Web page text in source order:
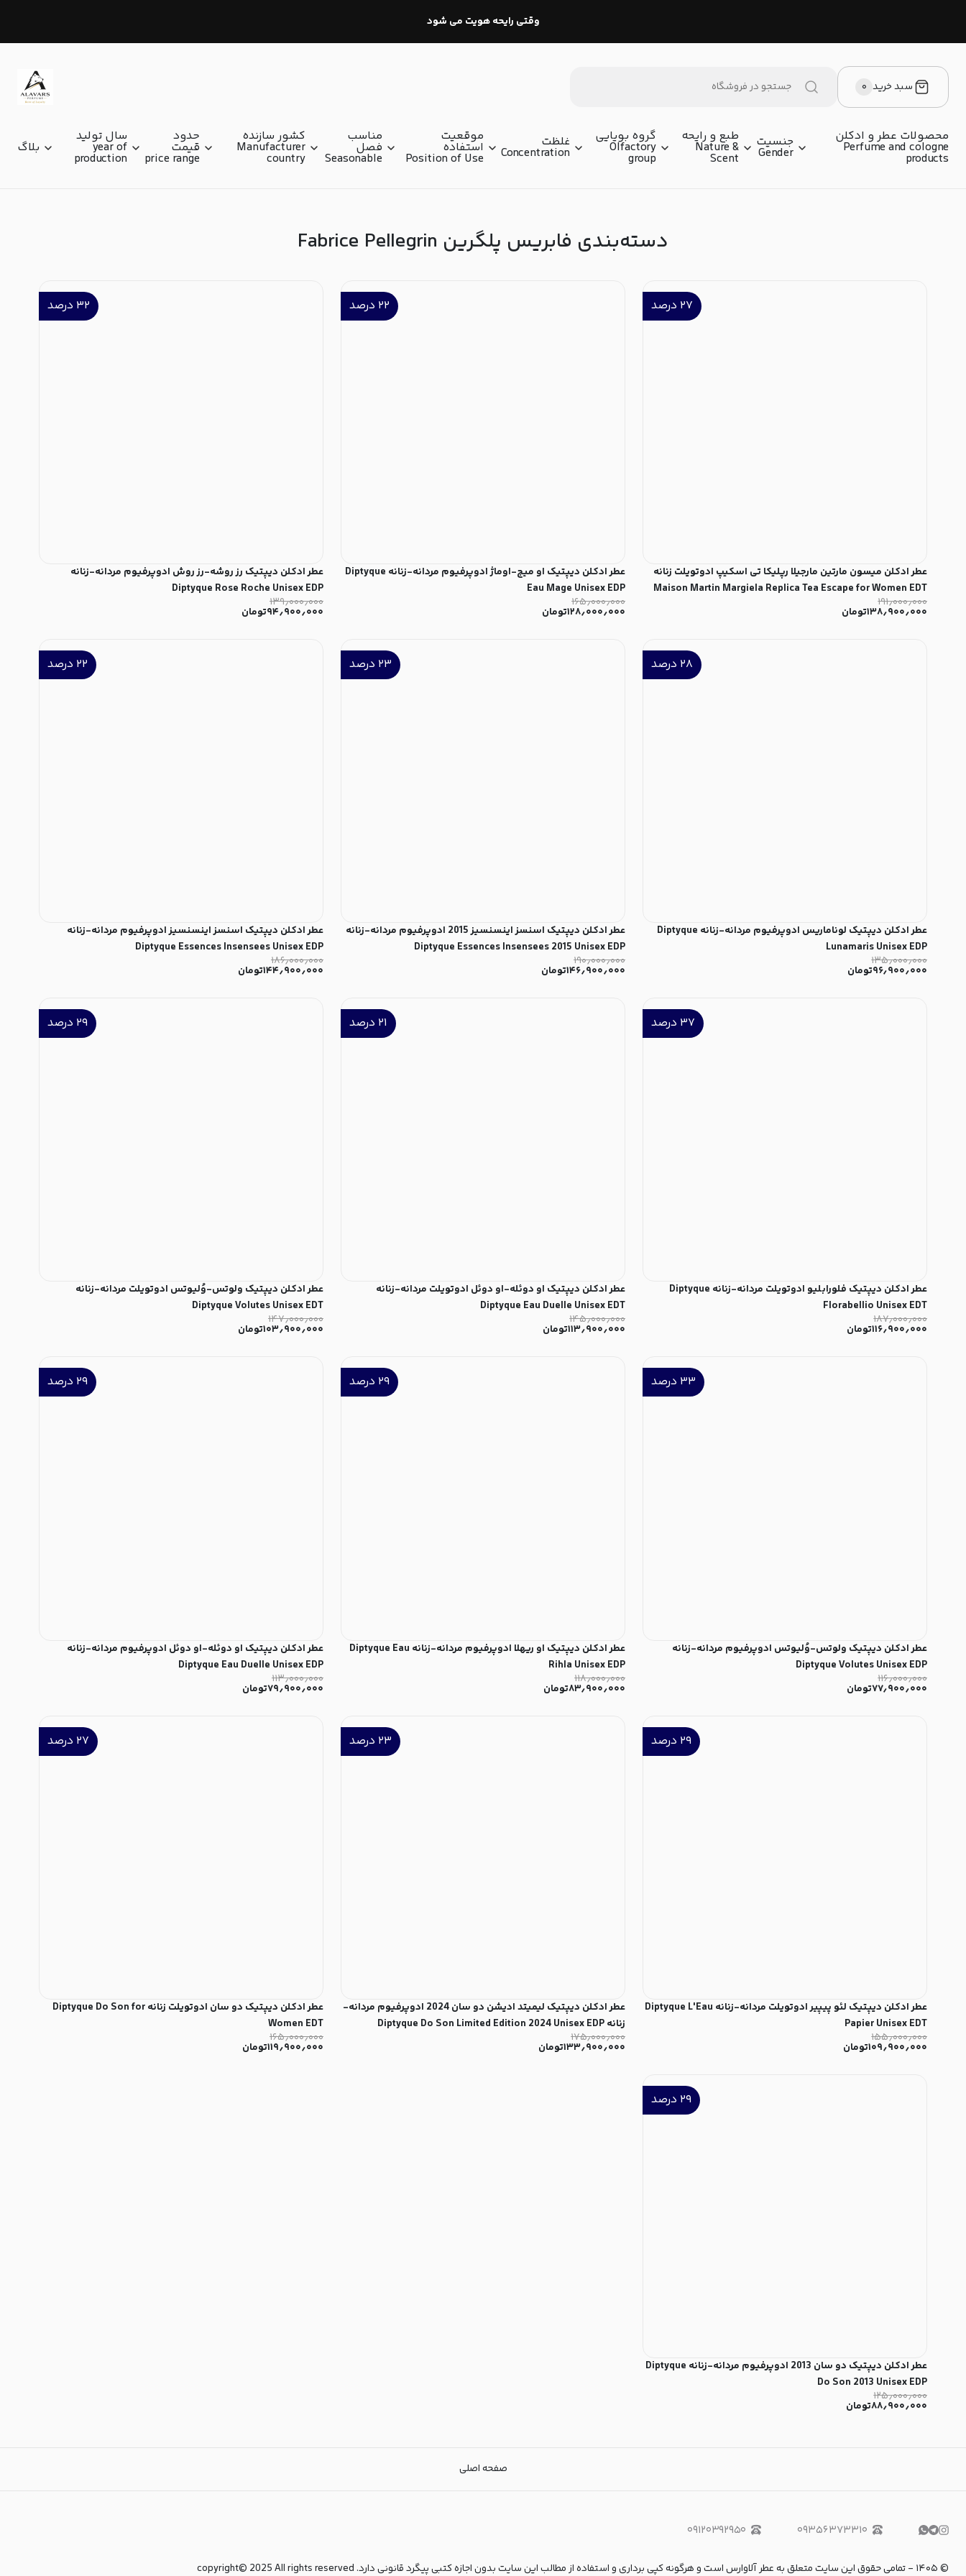
وقتی رایحه هویت می شود
سبد خرید ۰
محصولات عطر و ادکلن
Perfume and cologne
products
جنسیت
Gender
طبع و رایحه
Nature &
Scent
گروه بویایی
Olfactory
group
غلظت
Concentration
موقعیت
استفاده
Position of Use
مناسب
فصل
Seasonable
کشور سازنده
Manufacturer
country
حدود
قیمت
price range
سال تولید
year of
production
بلاگ
دسته‌بندی فابریس پلگرین Fabrice Pellegrin
۲۷ درصد
عطر ادکلن میسون مارتین مارجیلا رپلیکا تی اسکیپ ادوتویلت زنانه
Maison Martin Margiela Replica Tea Escape for Women EDT
۱۹۱٫۰۰۰٫۰۰۰
۱۳۸٫۹۰۰٫۰۰۰تومان
۲۲ درصد
عطر ادکلن دیپتیک او میج-اوماژ ادوپرفیوم مردانه-زنانه Diptyque
Eau Mage Unisex EDP
۱۶۵٫۰۰۰٫۰۰۰
۱۲۸٫۰۰۰٫۰۰۰تومان
۳۲ درصد
عطر ادکلن دیپتیک رز روشه-رز روش ادوپرفیوم مردانه-زنانه
Diptyque Rose Roche Unisex EDP
۱۳۹٫۰۰۰٫۰۰۰
۹۴٫۹۰۰٫۰۰۰تومان
۲۸ درصد
عطر ادکلن دیپتیک لوناماریس ادوپرفیوم مردانه-زنانه Diptyque
Lunamaris Unisex EDP
۱۳۵٫۰۰۰٫۰۰۰
۹۶٫۹۰۰٫۰۰۰تومان
۲۳ درصد
عطر ادکلن دیپتیک اسنسز اینسنسیز 2015 ادوپرفیوم مردانه-زنانه
Diptyque Essences Insensees 2015 Unisex EDP
۱۹۰٫۰۰۰٫۰۰۰
۱۴۶٫۹۰۰٫۰۰۰تومان
۲۲ درصد
عطر ادکلن دیپتیک اسنسز اینسنسیز ادوپرفیوم مردانه-زنانه
Diptyque Essences Insensees Unisex EDP
۱۸۶٫۰۰۰٫۰۰۰
۱۴۴٫۹۰۰٫۰۰۰تومان
۳۷ درصد
عطر ادکلن دیپتیک فلورابلیو ادوتویلت مردانه-زنانه Diptyque
Florabellio Unisex EDT
۱۸۷٫۰۰۰٫۰۰۰
۱۱۶٫۹۰۰٫۰۰۰تومان
۲۱ درصد
عطر ادکلن دیپتیک او دوئله-او دوئل ادوتویلت مردانه-زنانه
Diptyque Eau Duelle Unisex EDT
۱۴۵٫۰۰۰٫۰۰۰
۱۱۳٫۹۰۰٫۰۰۰تومان
۲۹ درصد
عطر ادکلن دیپتیک ولوتس-وُلیوتس ادوتویلت مردانه-زنانه
Diptyque Volutes Unisex EDT
۱۴۷٫۰۰۰٫۰۰۰
۱۰۳٫۹۰۰٫۰۰۰تومان
۳۳ درصد
عطر ادکلن دیپتیک ولوتس-وُلیوتس ادوپرفیوم مردانه-زنانه
Diptyque Volutes Unisex EDP
۱۱۶٫۰۰۰٫۰۰۰
۷۷٫۹۰۰٫۰۰۰تومان
۲۹ درصد
عطر ادکلن دیپتیک او ریهلا ادوپرفیوم مردانه-زنانه Diptyque Eau
Rihla Unisex EDP
۱۱۸٫۰۰۰٫۰۰۰
۸۳٫۹۰۰٫۰۰۰تومان
۲۹ درصد
عطر ادکلن دیپتیک او دوئله-او دوئل ادوپرفیوم مردانه-زنانه
Diptyque Eau Duelle Unisex EDP
۱۱۳٫۰۰۰٫۰۰۰
۷۹٫۹۰۰٫۰۰۰تومان
۲۹ درصد
عطر ادکلن دیپتیک لئو پیپیر ادوتویلت مردانه-زنانه Diptyque L'Eau
Papier Unisex EDT
۱۵۵٫۰۰۰٫۰۰۰
۱۰۹٫۹۰۰٫۰۰۰تومان
۲۳ درصد
عطر ادکلن دیپتیک لیمیتد ادیشن دو سان 2024 ادوپرفیوم مردانه-
زنانه Diptyque Do Son Limited Edition 2024 Unisex EDP
۱۷۵٫۰۰۰٫۰۰۰
۱۳۳٫۹۰۰٫۰۰۰تومان
۲۷ درصد
عطر ادکلن دیپتیک دو سان ادوتویلت زنانه Diptyque Do Son for
Women EDT
۱۶۵٫۰۰۰٫۰۰۰
۱۱۹٫۹۰۰٫۰۰۰تومان
۲۹ درصد
عطر ادکلن دیپتیک دو سان 2013 ادوپرفیوم مردانه-زنانه Diptyque
Do Son 2013 Unisex EDP
۱۲۵٫۰۰۰٫۰۰۰
۸۸٫۹۰۰٫۰۰۰تومان
صفحه اصلی
۰۹۳۵۶۳۷۳۳۱۰ ۰۹۱۲۰۳۹۲۹۵۰
©۱۴۰۵ -تمامی حقوق این سایت متعلق به عطر آلاوارس است و هرگونه کپی برداری و استفاده از مطالب این سایت بدون اجازه کتبی پیگرد قانونی دارد. copyright© 2025 All rights reserved